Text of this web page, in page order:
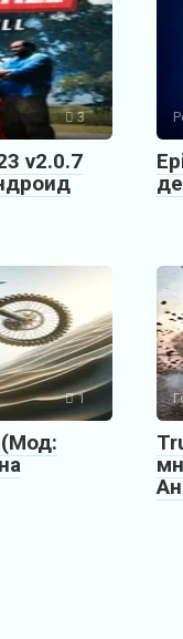
3
v2.0.7
1
(Мод: